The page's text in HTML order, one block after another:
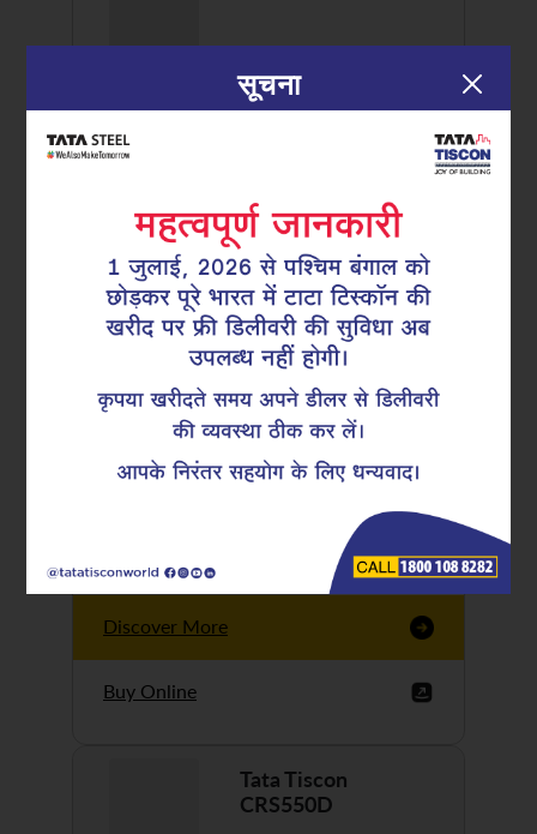
Discover More
Tata Tiscon GFX
Ultima
Tata Tiscon 550SD
are highly accurate
and possess
uniform ridges,
high…
Discover More
Buy Online
Tata Tiscon
CRS550D
सूचना